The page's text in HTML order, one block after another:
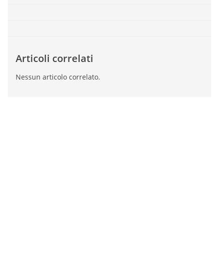
Articoli correlati
Nessun articolo correlato.